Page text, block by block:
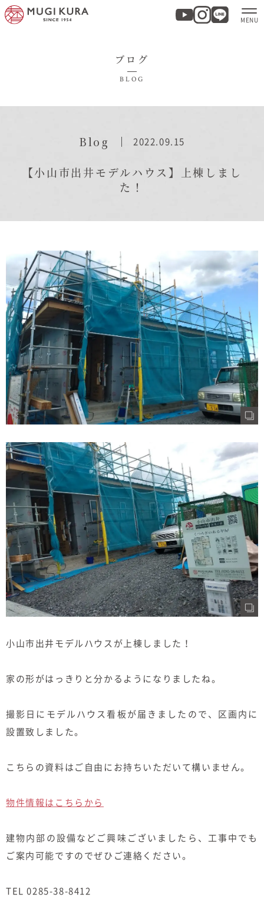
商品紹介
むぎくらについて
ニュース ブログ
イベント
オーナー様Q&A
お問い合わせ
お電話での
お問い合わ
せ
0120-37-
1806
ブログ
BLOG
Blog 2022.09.15
【小山市出井モデルハウス】上棟しまし
た！
小山市出井モデルハウスが上棟しました！
家の形がはっきりと分かるようになりましたね。
撮影日にモデルハウス看板が届きましたので、区画内に
設置致しました。
こちらの資料はご自由にお持ちいただいて構いません。
物件情報はこちらから
建物内部の設備などご興味ございましたら、工事中でも
ご案内可能ですのでぜひご連絡ください。
TEL 0285-38-8412